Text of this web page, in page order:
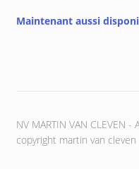
Maintenant aussi
NV MARTIN VAN CLEVEN
copyright martin van cleven